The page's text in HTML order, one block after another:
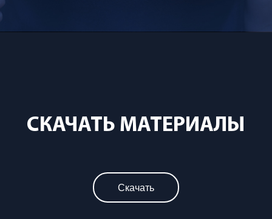
СКАЧАТЬ МАТЕРИАЛЫ
Скачать